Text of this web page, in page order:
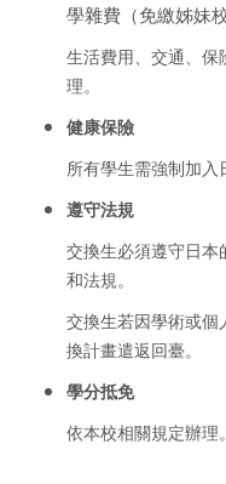
學雜費（免繳姊妹
生活費用、交通、保
理。
健康保險
所有學生需強制加入
遵守法規
交換生必須遵守日
和法規。
交換生若因學術或
換計畫遣返回臺。
學分抵免
依本校相關規定辦理。